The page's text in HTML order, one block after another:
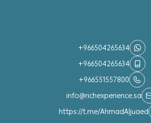
+966504265634
+966504265634
+966551557800
info@richexperience.sa
https://t.me/AhmadAljuaed